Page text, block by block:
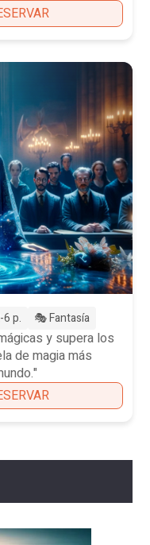
6 p. 🎭 Fantasía
y supera los
de magia más